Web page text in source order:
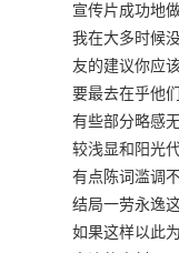
宣传片成功地
我在大多时候
友的建议你应
要最去在乎他
有些部分略感
较浅显和阳光
有点陈词滥调
结局一劳永逸
如果这样以此